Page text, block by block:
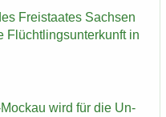
Frei­staa­tes Sach­sen
Flücht­lings­un­ter­kunft in
wird für die Un­